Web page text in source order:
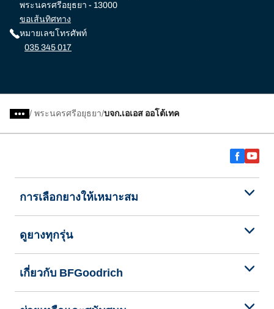
พระนครศรีอยุธยา - 13000
ขอเส้นทิศทาง
หมายเลขโทรศัพท์
035 345 017
/ พระนครศรีอยุธยา บจก.เอเอส ออโต้เทค
การเลือกยางให้เหมาะสม
ดูยางทุกรุ่น
เกี่ยวกับ BFGoodrich